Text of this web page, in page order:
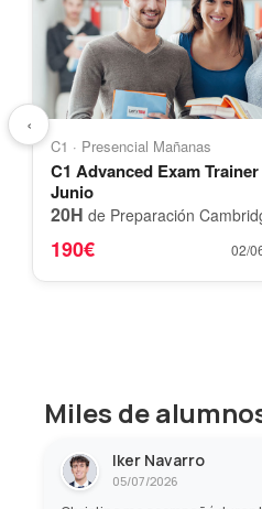
C1 · Presencial Mañanas
C1 Advanced Exam Trainer
Junio
20H de Preparación
190€ 02/
‹
Miles de
Iker Navarro
05/07/2026